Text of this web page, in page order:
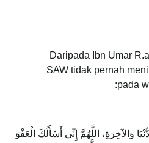
Daripada Ibn Umar
SAW tidak pernah
pada
وَالآخِرَةِ، اللَّهُمَّ إِنِّي أَسْأَلُكَ الْعَفْوَ